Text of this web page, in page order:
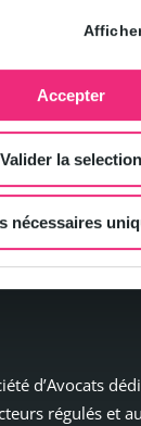
Accepter
Valider la selection
nécessaires
d’Avocats
régulés et
et
Mentions légales
Contact